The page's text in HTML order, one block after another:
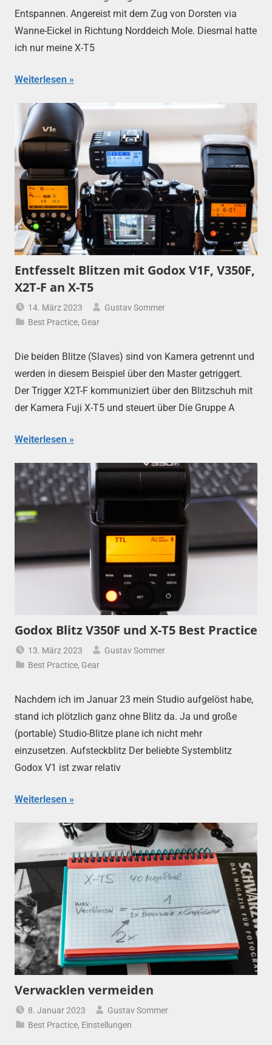
Entspannen. Angereist mit dem Zug von Dorsten via
Wanne-Eickel in Richtung Norddeich Mole. Diesmal hatte
ich nur meine X-T5
Weiterlesen
Entfesselt Blitzen mit Godox V1F, V350F,
X2T-F an X-T5
14. März 2023
Gustav Sommer
Best Practice, Gear
Die beiden Blitze (Slaves) sind von Kamera getrennt und
werden in diesem Beispiel über den Master getriggert.
Der Trigger X2T-F kommuniziert über den Blitzschuh mit
der Kamera Fuji X-T5 und steuert über Die Gruppe A
Weiterlesen
Godox Blitz V350F und X-T5 Best Practice
13. März 2023
Gustav Sommer
Best Practice, Gear
Nachdem ich im Januar 23 mein Studio aufgelöst habe,
stand ich plötzlich ganz ohne Blitz da. Ja und große
(portable) Studio-Blitze plane ich nicht mehr
einzusetzen. Aufsteckblitz Der beliebte Systemblitz
Godox V1 ist zwar relativ
Weiterlesen
Verwacklen vermeiden
8. Januar 2023
Gustav Sommer
Best Practice, Einstellungen